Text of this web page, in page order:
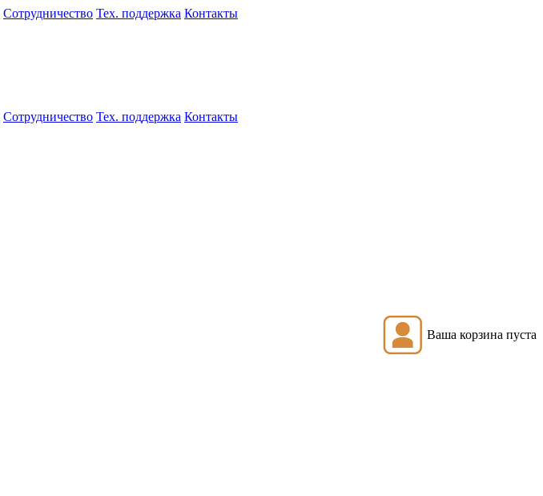
Сотрудничество Тех. поддержка Контакты
Сотрудничество Тех. поддержка Контакты
Ваша корзина пуста